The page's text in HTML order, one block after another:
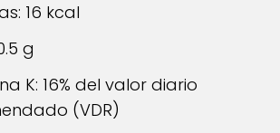
16 kcal
g
K: 16% del valor diario
(VDR)